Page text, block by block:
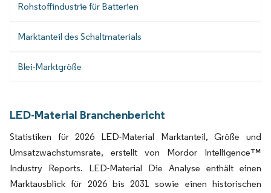
Rohstoffindustrie für Batterien
Marktanteil des Schaltmaterials
Blei-Marktgröße
LED-Material Branchenbericht
Statistiken für 2026 LED-Material Marktanteil, Größe und
Umsatzwachstumsrate, erstellt von Mordor Intelligence™
Industry Reports. LED-Material Die Analyse enthält einen
Marktausblick für 2026 bis 2031 sowie einen historischen